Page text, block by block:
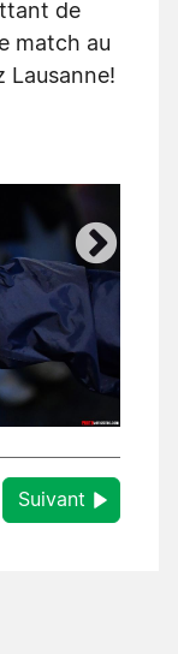
de
match au
Lausanne!
Suivant